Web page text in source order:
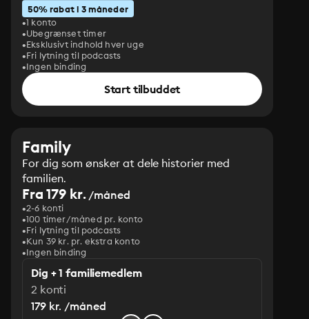
50% rabat i 3 måneder
1 konto
Ubegrænset timer
Eksklusivt indhold hver uge
Fri lytning til podcasts
Ingen binding
Start tilbuddet
Family
For dig som ønsker at dele historier med
familien.
Fra 179 kr./måned
2-6 konti
100 timer/måned pr. konto
Fri lytning til podcasts
Kun 39 kr. pr. ekstra konto
Ingen binding
Dig + 1 familiemedlem
2 konti
179 kr. /måned